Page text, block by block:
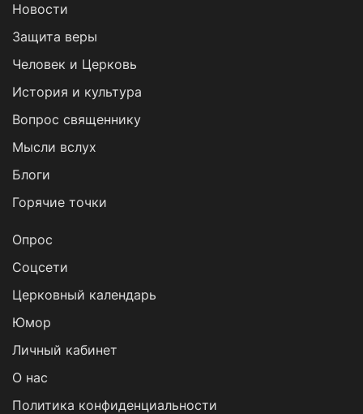
Новости
Защита веры
Человек и Церковь
История и культура
Вопрос священнику
Мысли вслух
Блоги
Горячие точки
Опрос
Cоцсети
Церковный календарь
Юмор
Личный кабинет
О нас
Политика конфиденциальности